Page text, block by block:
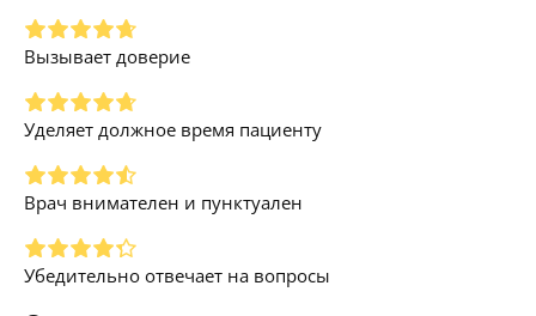
Вызывает доверие
Уделяет должное время пациенту
Врач внимателен и пунктуален
Убедительно отвечает на вопросы